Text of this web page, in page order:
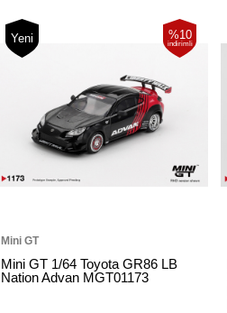
%10
indirimli
Yeni
Mini GT
Mini GT 1/64 Toyota GR86 LB
Nation Advan MGT01173